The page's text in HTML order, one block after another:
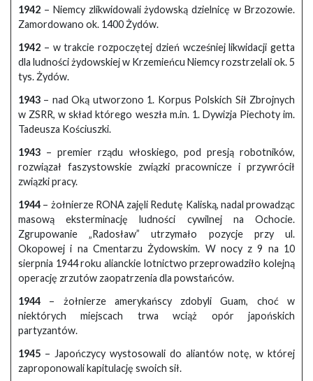
1942 – Niemcy zlikwidowali żydowską dzielnicę w Brzozowie.
Zamordowano ok. 1400 Żydów.
1942 – w trakcie rozpoczętej dzień wcześniej likwidacji getta
dla ludności żydowskiej w Krzemieńcu Niemcy rozstrzelali ok. 5
tys. Żydów.
1943 – nad Oką utworzono 1. Korpus Polskich Sił Zbrojnych
w ZSRR, w skład którego weszła m.in. 1. Dywizja Piechoty im.
Tadeusza Kościuszki.
1943 – premier rządu włoskiego, pod presją robotników,
rozwiązał faszystowskie związki pracownicze i przywrócił
związki pracy.
1944 – żołnierze RONA zajęli Redutę Kaliską, nadal prowadząc
masową eksterminację ludności cywilnej na Ochocie.
Zgrupowanie „Radosław” utrzymało pozycje przy ul.
Okopowej i na Cmentarzu Żydowskim. W nocy z 9 na 10
sierpnia 1944 roku alianckie lotnictwo przeprowadziło kolejną
operację zrzutów zaopatrzenia dla powstańców.
1944 – żołnierze amerykańscy zdobyli Guam, choć w
niektórych miejscach trwa wciąż opór japońskich
partyzantów.
1945 – Japończycy wystosowali do aliantów notę, w której
zaproponowali kapitulację swoich sił.